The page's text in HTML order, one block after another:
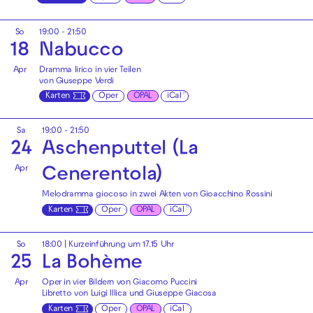
So
18
Apr
19:00 - 21:50
Nabucco
Dramma lirico in vier Teilen
von Giuseppe Verdi
Karten
Oper OPAL iCal
Sa
24
Apr
19:00 - 21:50
Aschenputtel (La
Cenerentola)
Melodramma giocoso in zwei Akten von Gioacchino Rossini
Karten
Oper OPAL iCal
So
25
Apr
18:00 | Kurzeinführung um 17.15 Uhr
La Bohème
Oper in vier Bildern von Giacomo Puccini
Libretto von Luigi Illica und Giuseppe Giacosa
Karten
Oper OPAL iCal